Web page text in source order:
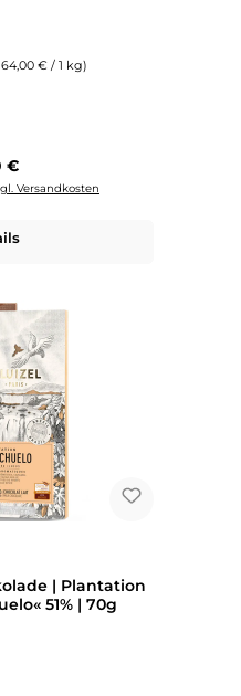
€ / 1 kg)
Preis:
€
Versandkosten
| Plantation
51% | 70g